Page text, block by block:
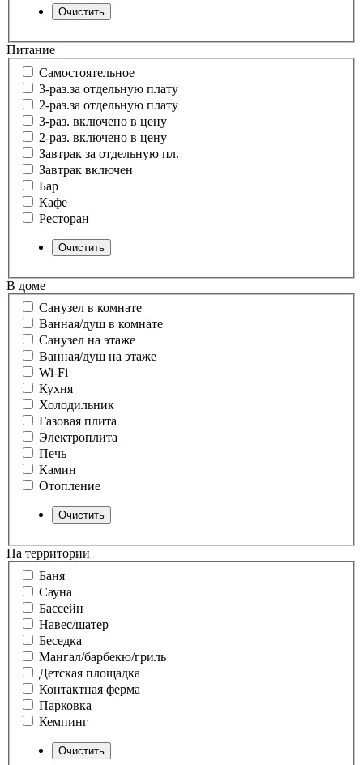
Питание
Самостоятельное
3-раз.за отдельную плату
2-раз.за отдельную плату
3-раз. включено в цену
2-раз. включено в цену
Завтрак за отдельную пл.
Завтрак включен
Бар
Кафе
Ресторан
В доме
Санузел в комнате
Ванная/душ в комнате
Санузел на этаже
Ванная/душ на этаже
Wi-Fi
Кухня
Холодильник
Газовая плита
Электроплита
Печь
Камин
Отопление
На территории
Баня
Сауна
Бассейн
Навес/шатер
Беседка
Мангал/барбекю/гриль
Детская площадка
Контактная ферма
Парковка
Кемпинг